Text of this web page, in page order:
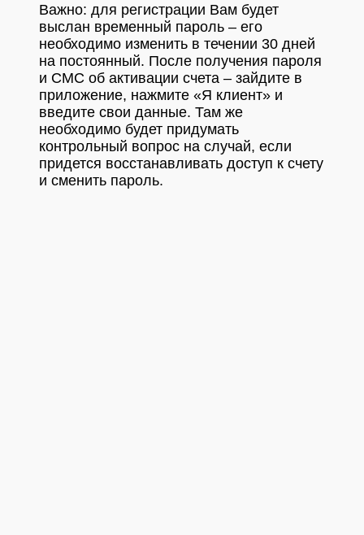
Важно: для регистрации Вам будет
выслан временный пароль – его
необходимо изменить в течении 30 дней
на постоянный. После получения пароля
и СМС об активации счета – зайдите в
приложение, нажмите «Я клиент» и
введите свои данные. Там же
необходимо будет придумать
контрольный вопрос на случай, если
придется восстанавливать доступ к счету
и сменить пароль.